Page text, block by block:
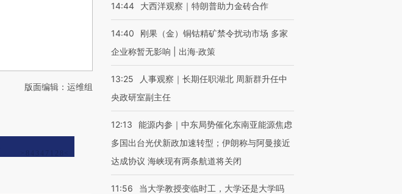
版面编辑：运维组
14:44 大西洋观察｜特朗普助力金砖合作
14:40
刚果（金）铜钴精矿禁令扰动市场 多家
企业称暂无影响 | 出海·政策
13:25
人事观察｜长期任职湖北 周新群升任中
央政研室副主任
12:13
能源内参｜中东局势催化东南亚能源焦虑
多国出台光伏新政加速转型；伊朗称与阿曼接近
达成协议 海峡现有两条航道将关闭
11:56 当大学教授变临时工，大学还是大学吗